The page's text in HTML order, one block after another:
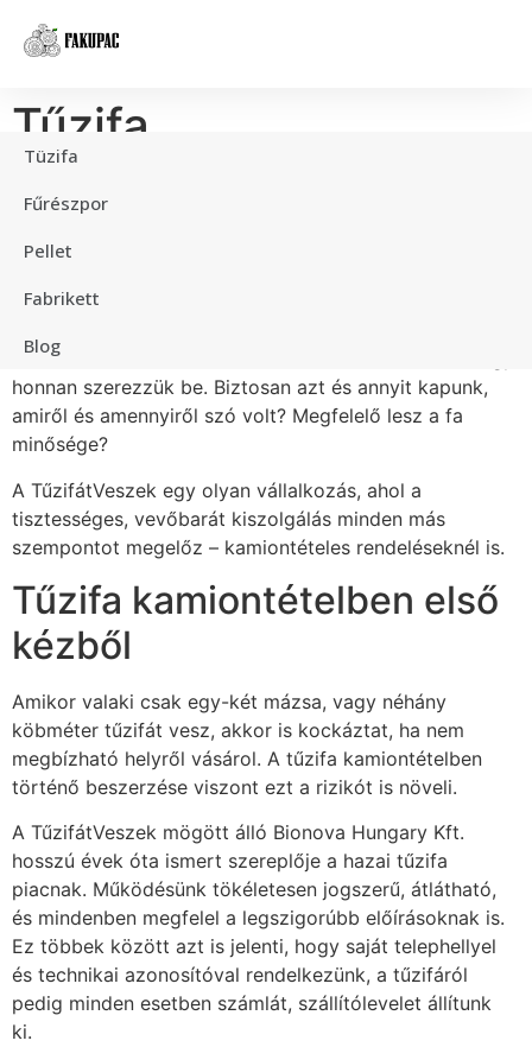
Tüzifa
Fűrészpor
Pellet
Fabrikett
Blog
Tűzifa
kamiontételben:
prémium minőség,
kiváló ár-érték arány
A tűzifa vásárlása bizalmi kérdés is, ezért nem mindegy,
honnan szerezzük be. Biztosan azt és annyit kapunk,
amiről és amennyiről szó volt? Megfelelő lesz a fa
minősége?
A TűzifátVeszek egy olyan vállalkozás, ahol a
tisztességes, vevőbarát kiszolgálás minden más
szempontot megelőz – kamiontételes rendeléseknél is.
Tűzifa kamiontételben első
kézből
Amikor valaki csak egy-két mázsa, vagy néhány
köbméter tűzifát vesz, akkor is kockáztat, ha nem
megbízható helyről vásárol. A tűzifa kamiontételben
történő beszerzése viszont ezt a rizikót is növeli.
A TűzifátVeszek mögött álló Bionova Hungary Kft.
hosszú évek óta ismert szereplője a hazai tűzifa
piacnak. Működésünk tökéletesen jogszerű, átlátható,
és mindenben megfelel a legszigorúbb előírásoknak is.
Ez többek között azt is jelenti, hogy saját telephellyel
és technikai azonosítóval rendelkezünk, a tűzifáról
pedig minden esetben számlát, szállítólevelet állítunk
ki.